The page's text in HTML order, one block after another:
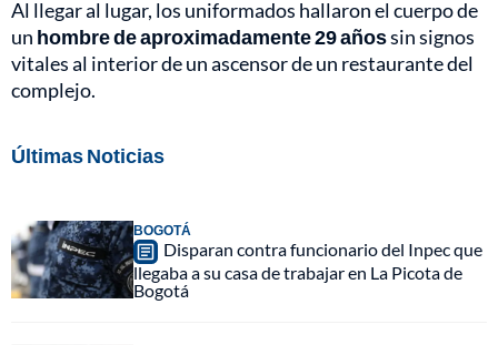
Al llegar al lugar, los uniformados hallaron el cuerpo de
un hombre de aproximadamente 29 añossin signos
vitales al interior de un ascensor de un restaurante del
complejo.
Últimas Noticias
BOGOTÁ
Disparan contra funcionario del Inpec que
llegaba a su casa de trabajar en La Picota de
Bogotá